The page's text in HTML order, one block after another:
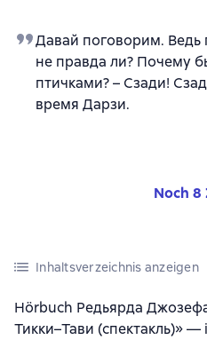
Давай поговорим. Ведь
не правда ли? Почему
птичками? – Сзади!
время Дарзи.
Noch 8
Inhaltsverzeichnis anzeigen
Hörbuch Редьярда
Тикки–Тави (спектакль)»